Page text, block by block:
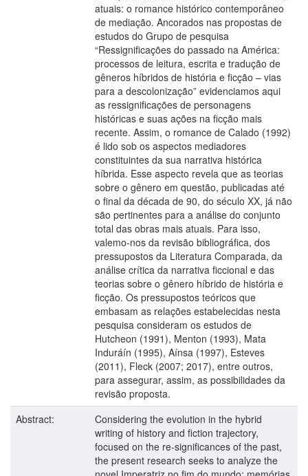
atuais: o romance histórico contemporâneo
de mediação. Ancorados nas propostas de
estudos do Grupo de pesquisa
“Ressignificações do passado na América:
processos de leitura, escrita e tradução de
gêneros híbridos de história e ficção – vias
para a descolonização” evidenciamos aqui
as ressignificações de personagens
históricas e suas ações na ficção mais
recente. Assim, o romance de Calado (1992)
é lido sob os aspectos mediadores
constituintes da sua narrativa histórica
híbrida. Esse aspecto revela que as teorias
sobre o gênero em questão, publicadas até
o final da década de 90, do século XX, já não
são pertinentes para a análise do conjunto
total das obras mais atuais. Para isso,
valemo-nos da revisão bibliográfica, dos
pressupostos da Literatura Comparada, da
análise crítica da narrativa ficcional e das
teorias sobre o gênero híbrido de história e
ficção. Os pressupostos teóricos que
embasam as relações estabelecidas nesta
pesquisa consideram os estudos de
Hutcheon (1991), Menton (1993), Mata
Induráín (1995), Aínsa (1997), Esteves
(2011), Fleck (2007; 2017), entre outros,
para assegurar, assim, as possibilidades da
revisão proposta.
Abstract:
Considering the evolution in the hybrid
writing of history and fiction trajectory,
focused on the re-significances of the past,
the present research seeks to analyze the